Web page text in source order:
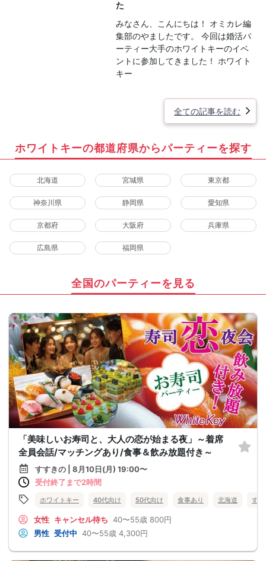
た
みなさん、こんにちは！ オミカレ編
集部のやましたです。 今回は婚活パ
ーティー大手のホワイトキーのイベ
ントに参加してきました！ ホワイト
キー
全ての記事を読む
ホワイトキーの都道府県からパーティーを探す
北海道 宮城県 東京都
神奈川県 静岡県 愛知県
京都府 大阪府 兵庫県
広島県 福岡県
全国のパーティーを見る
「美味しいお寿司と、大人の恋が始まる夜」～着席
全員会話/マッチングあり/食事＆飲み放題付き～
すすきの | 8月10日(月) 19:00〜
受付終了まで2時間
ホワイトキー 40代向け 50代向け 食事あり 北海道 す
女性 キャンセル待ち 40〜55歳 800円
男性 受付中 40〜55歳 4,300円